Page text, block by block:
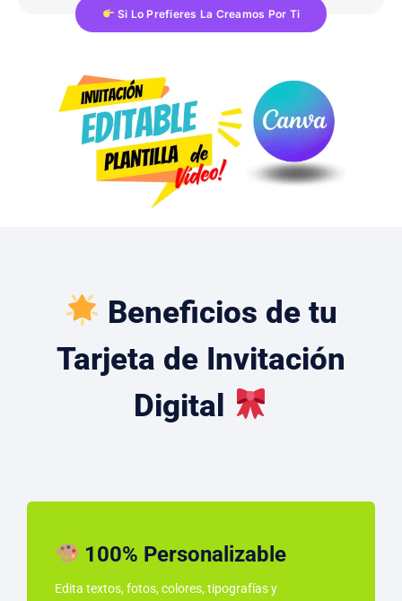
Si Lo Prefieres La Creamos Por Ti
Beneficios de tu
Tarjeta de Invitación
Digital
100% Personalizable
Edita textos, fotos, colores, tipografías y